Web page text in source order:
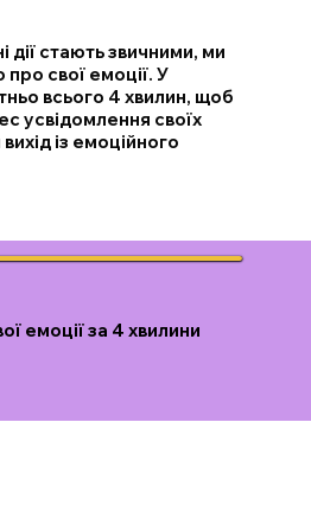
дії стають звичними, ми
свої емоції. У
всього 4 хвилин, щоб
усвідомлення своїх
вихід із емоційного
емоції за 4 хвилини